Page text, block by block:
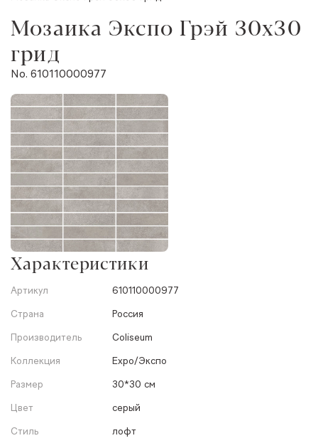
Мозаика Экспо Грэй 30x30
грид
No. 610110000977
Характеристики
Артикул
610110000977
Страна
Россия
Производитель
Coliseum
Коллекция
Expo/Экспо
Размер
30*30 см
Цвет
серый
Стиль
лофт